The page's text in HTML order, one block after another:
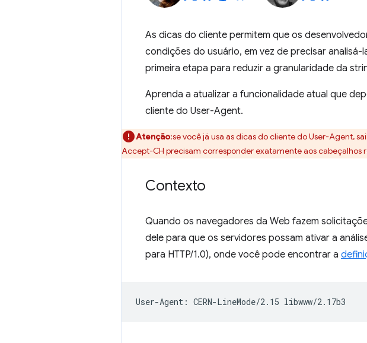
As dicas do cliente permitem que os
condições do usuário, em vez de precisar
primeira etapa para reduzir a granularidade da
Aprenda a atualizar a funcionalidade atual que
cliente do User-Agent.
Atenção:se você já usa as dicas do cliente do User-Agent,
Accept-CH precisam corresponder exatamente aos cabeçalhos
Contexto
Quando os navegadores da Web fazem
dele para que os servidores possam ativar a
para HTTP/1.0), onde você pode encontrar a